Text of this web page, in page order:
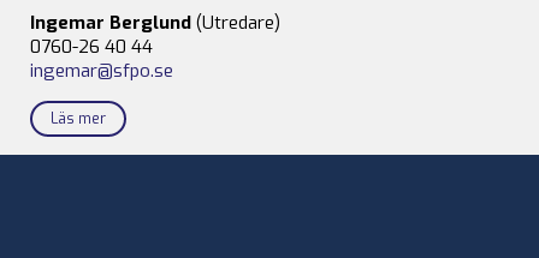
Ingemar Berglund (Utredare)
0760-26 40 44
ingemar@sfpo.se
Läs mer